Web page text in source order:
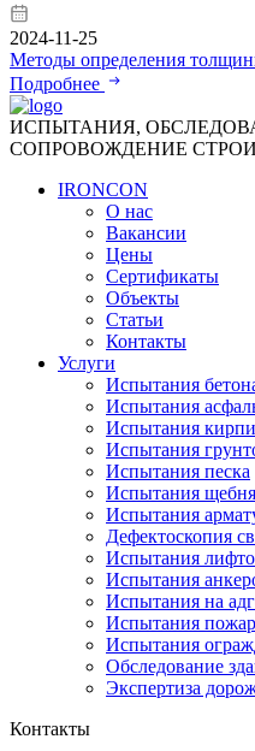
2024-11-25
Методы определения
Подробнее
ИСПЫТАНИЯ,
СОПРОВОЖДЕНИЕ
IRONCON
О нас
Вакансии
Цены
Сертификаты
Объекты
Статьи
Контакты
Услуги
Испытания
Испытания
Испытания
Испытания
Испытания песка
Испытания щебня
Испытания
Дефектоскопия
Испытания
Испытания
Испытания на
Испытания
Испытания
Обследование
Экспертиза
Контакты